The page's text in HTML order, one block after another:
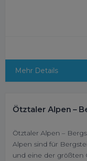
Mehr Details
Ötztaler Alpen –
Ötztaler Alpen –
Alpen sind für
und eine der größten